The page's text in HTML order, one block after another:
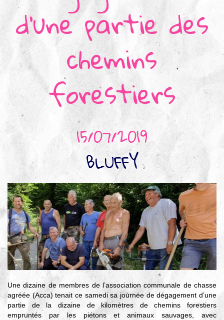
Agir
pour l’environnement
Je veux devenir chasseur
▼
Je suis chasseur
Je valide mon permis
d’une partie des
chemins
forestiers
15/07/2019
BLUFFY
Une dizaine de membres de l’association communale de chasse
agréée (Acca) tenait ce samedi sa journée de dégagement d’une
partie de la dizaine de kilomètres de chemins forestiers
empruntés par les piétons et animaux sauvages, avec